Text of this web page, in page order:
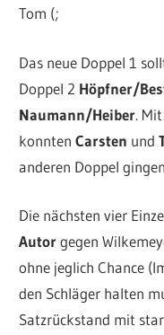
Tom (;
Das neue Doppel 1
Doppel 2 Höpfner/
Naumann/Heiber.
konntenCarsten und
anderen Doppel
Die nächsten vier
Autorgegen
ohne jeglich Chance
den Schläger halten
Satzrückstand mit